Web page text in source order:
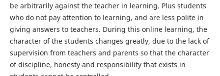
be arbitrarily against the teacher in learning. Plus students
who do not pay attention to learning, and are less polite in
giving answers to teachers. During this online learning, the
character of the students changes greatly, due to the lack of
supervision from teachers and parents so that the character
of discipline, honesty and responsibility that exists in